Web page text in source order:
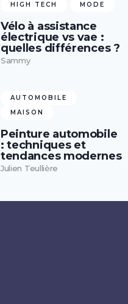
HIGH TECH MODE
Vélo à assistance
électrique vs vae :
quelles différences ?
Sammy
AUTOMOBILE
MAISON
Peinture automobile
: techniques et
tendances modernes
Julien Teullière